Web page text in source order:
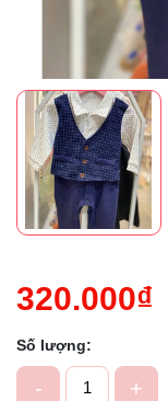
320.000₫
Số lượng:
- +